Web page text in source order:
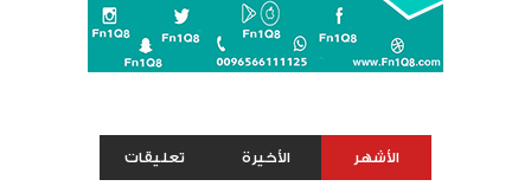
الأشهر الأخيرة تعليقات